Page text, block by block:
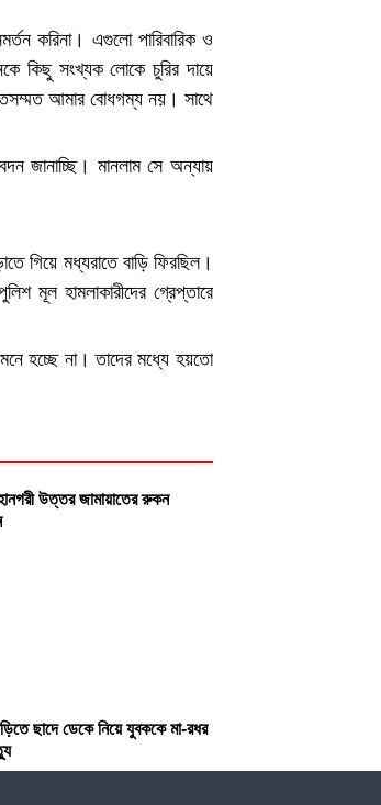
করিনা। এগুলো পারিবারিক ও
কিছু সংখ্যক লোকে চুরির দায়ে
আমার বোধগম্য নয়। সাথে
জানাচ্ছি। মানলাম সে অন্যায়
গিয়ে মধ্যরাতে বাড়ি ফিরছিল।
মূল হামলাকারীদের গ্রেপ্তারে
হচ্ছে না। তাদের মধ্যে হয়তো
উত্তর জামায়াতের রুকন
ছাদে ডেকে নিয়ে যুবককে মা-রধর